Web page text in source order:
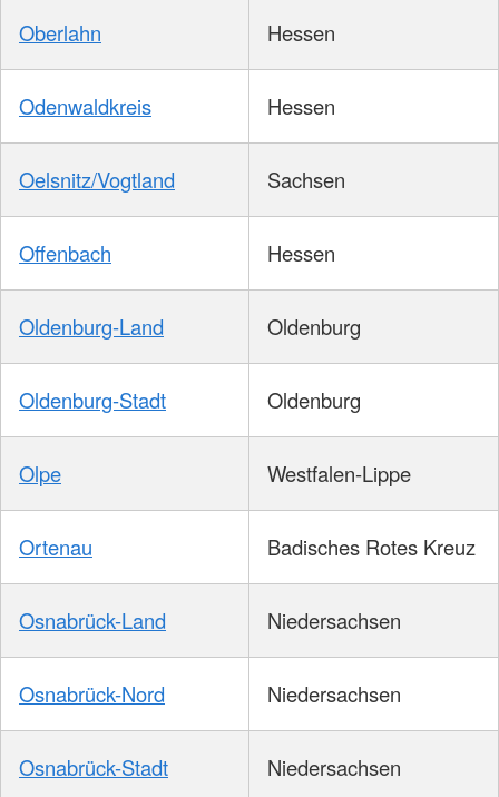
Oberlahn Hessen
Odenwaldkreis Hessen
Oelsnitz/Vogtland Sachsen
Offenbach Hessen
Oldenburg-Land Oldenburg
Oldenburg-Stadt Oldenburg
Olpe Westfalen-Lippe
Ortenau Badisches Rotes Kreuz
Osnabrück-Land Niedersachsen
Osnabrück-Nord Niedersachsen
Osnabrück-Stadt Niedersachsen